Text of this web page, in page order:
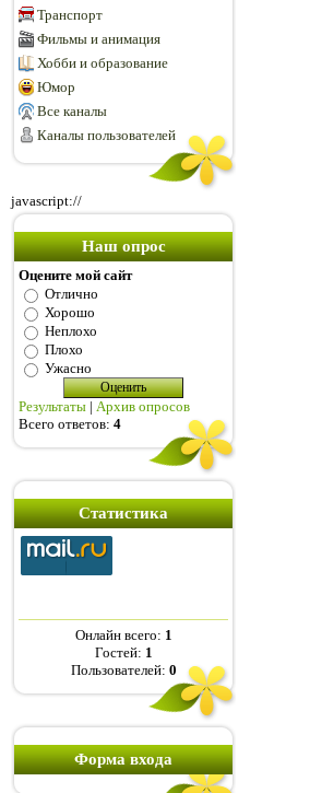
Транспорт
Фильмы и анимация
Хобби и образование
Юмор
Все каналы
Каналы пользователей
javascript://
Наш опрос
Оцените мой сайт
Отлично
Хорошо
Неплохо
Плохо
Ужасно
Результаты | Архив опросов
Всего ответов: 4
Статистика
Онлайн всего: 1
Гостей: 1
Пользователей: 0
Форма входа